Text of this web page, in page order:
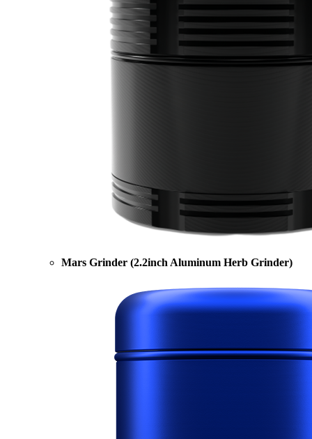
Mars Grinder (2.2inch Aluminum Herb Grinder)